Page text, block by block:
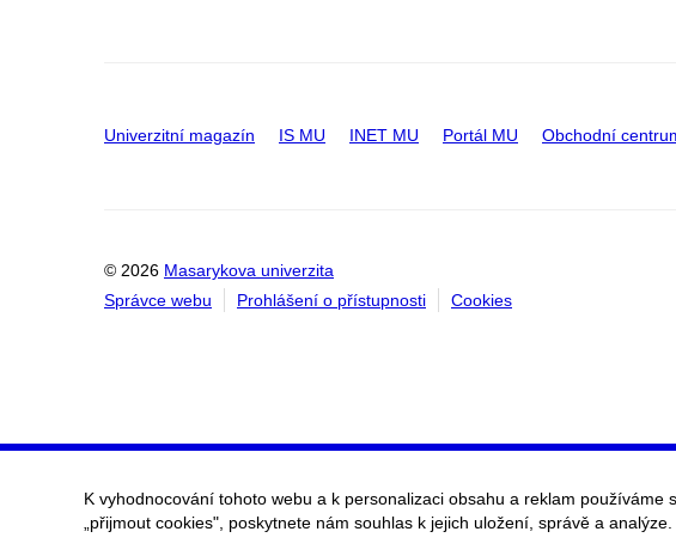
Univerzitní magazín IS MU INET MU Portál MU Obchodní
© 2026 Masarykova univerzita
Správce webu
Prohlášení o přístupnosti Cookies
K vyhodnocování tohoto webu a k personalizaci obsahu a reklam používáme
„přijmout cookies", poskytnete nám souhlas k jejich uložení, správě a analýze.